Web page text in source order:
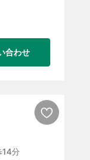
合わせ
分